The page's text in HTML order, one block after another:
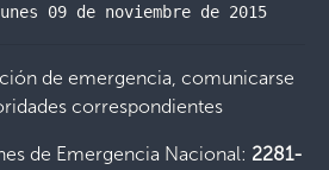
09 de noviembre de 2015
de emergencia, comunicarse
correspondientes
de Emergencia Nacional: 2281-